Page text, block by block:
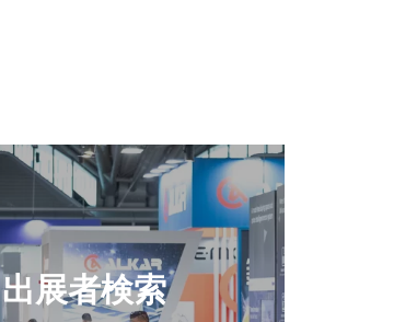
出展者検索